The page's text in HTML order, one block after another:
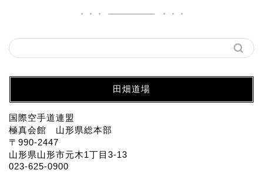
田畑道場
国際空手道連盟
極真会館 山形県総本部
〒990-2447
山形県山形市元木1丁目3-13
023-625-0900